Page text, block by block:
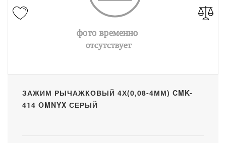
ЗАЖИМ РЫЧАЖКОВЫЙ 4Х(0,08-4ММ) CMK-
414 OMNYX СЕРЫЙ